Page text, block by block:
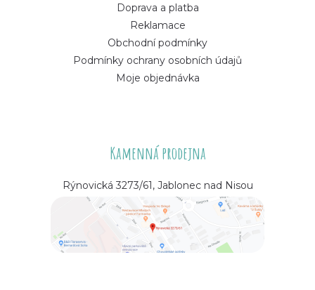
Doprava a platba
Reklamace
Obchodní podmínky
Podmínky ochrany osobních údajů
Moje objednávka
Kamenná prodejna
Rýnovická 3273/61, Jablonec nad Nisou